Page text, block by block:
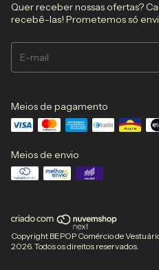
Quer receber nossas ofertas?
recebê-las! Prometemos só
Meios de pagamento
Meios de envio
Copyright BEPOP Comércio de
2026. Todos os direitos reservados.